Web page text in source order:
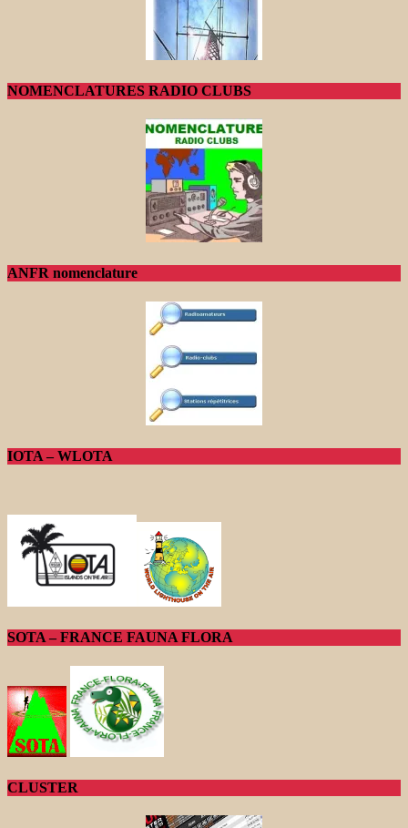
NOMENCLATURES RADIO CLUBS
ANFR nomenclature
IOTA – WLOTA
SOTA – FRANCE FAUNA FLORA
CLUSTER